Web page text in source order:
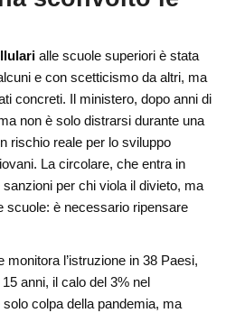
alle scuole superiori è stata
e con scetticismo da altri, ma
concreti. Il ministero, dopo anni di
non è solo distrarsi durante una
rischio reale per lo sviluppo
La circolare, che entra in
per chi viola il divieto, ma
scuole: è necessario ripensare
monitora l’istruzione in 38 Paesi,
anni, il calo del 3% nel
colpa della pandemia, ma